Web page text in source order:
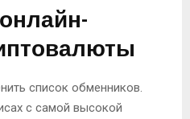
список обменников.
с самой высокой